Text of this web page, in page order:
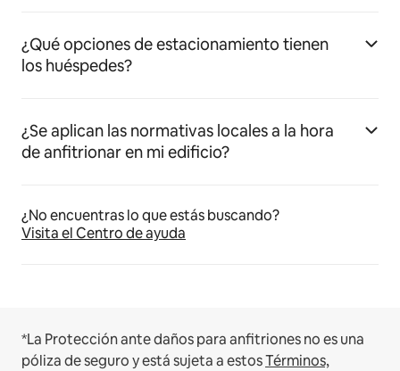
¿Qué opciones de estacionamiento tienen
los huéspedes?
¿Se aplican las normativas locales a la hora
de anfitrionar en mi edificio?
¿No encuentras lo que estás buscando?
Visita el Centro de ayuda
*La Protección ante daños para anfitriones no es una
póliza de seguro y está sujeta a estosTérminos,